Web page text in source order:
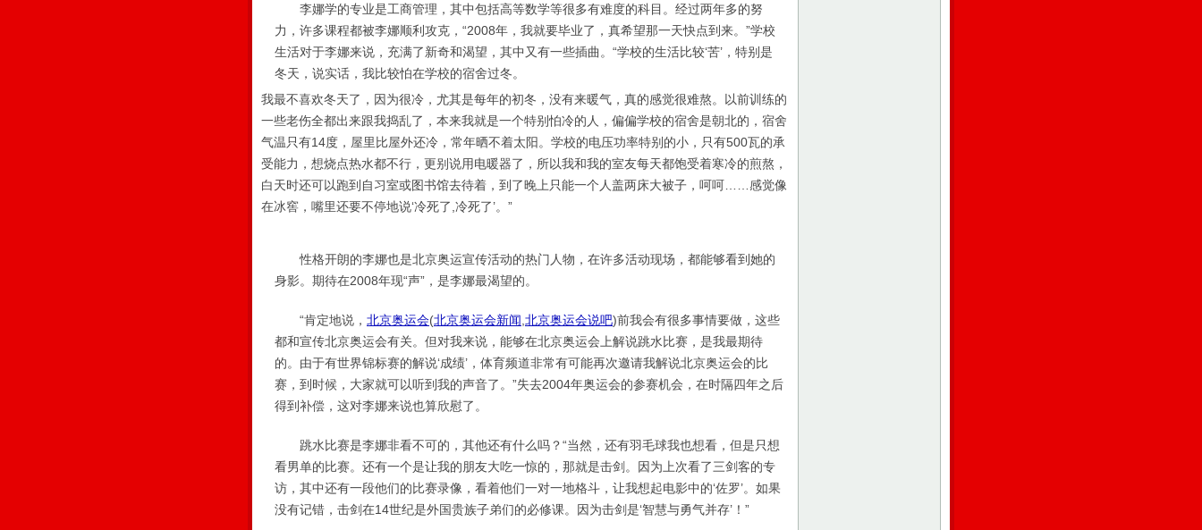
李娜学的专业是工商管理，其中包括高等数学等很多有难度的科目。经过两年多的努
力，许多课程都被李娜顺利攻克，“2008年，我就要毕业了，真希望那一天快点到来。”学校
生活对于李娜来说，充满了新奇和渴望，其中又有一些插曲。“学校的生活比较‘苦’，特别是
冬天，说实话，我比较怕在学校的宿舍过冬。
我最不喜欢冬天了，因为很冷，尤其是每年的初冬，没有来暖气，真的感觉很难熬。以前训练的
一些老伤全都出来跟我捣乱了，本来我就是一个特别怕冷的人，偏偏学校的宿舍是朝北的，宿舍
气温只有14度，屋里比屋外还冷，常年晒不着太阳。学校的电压功率特别的小，只有500瓦的承
受能力，想烧点热水都不行，更别说用电暖器了，所以我和我的室友每天都饱受着寒冷的煎熬，
白天时还可以跑到自习室或图书馆去待着，到了晚上只能一个人盖两床大被子，呵呵……感觉像
在冰窖，嘴里还要不停地说‘冷死了,冷死了’。”
性格开朗的李娜也是北京奥运宣传活动的热门人物，在许多活动现场，都能够看到她的
身影。期待在2008年现“声”，是李娜最渴望的。
“肯定地说， 北京奥运会(北京奥运会新闻 北京奥运会说吧)前我会有很多事情要做，这些
都和宣传北京奥运会有关。但对我来说，能够在北京奥运会上解说跳水比赛，是我最期待
的。由于有世界锦标赛的解说‘成绩’，体育频道非常有可能再次邀请我解说北京奥运会的比
赛，到时候，大家就可以听到我的声音了。”失去2004年奥运会的参赛机会，在时隔四年之后
得到补偿，这对李娜来说也算欣慰了。
跳水比赛是李娜非看不可的，其他还有什么吗？“当然，还有羽毛球我也想看，但是只想
看男单的比赛。还有一个是让我的朋友大吃一惊的，那就是击剑。因为上次看了三剑客的专
访，其中还有一段他们的比赛录像，看着他们一对一地格斗，让我想起电影中的‘佐罗’。如果
没有记错，击剑在14世纪是外国贵族子弟们的必修课。因为击剑是‘智慧与勇气并存’！”